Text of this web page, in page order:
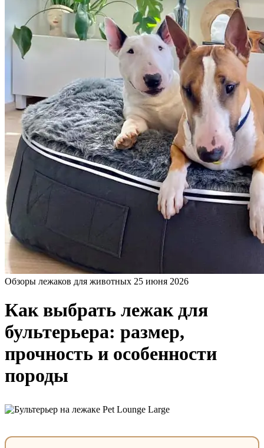
Обзоры лежаков для животных 25 июня 2026
Как выбрать лежак для
бультерьера: размер,
прочность и особенности
породы